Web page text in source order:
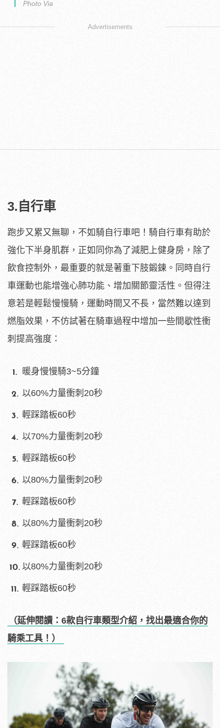
Photo Via
Advertisements
3.自行車
跑步又累又無聊，不如騎自行車吧！騎自行車有助於
強化下半身肌群，正如同你為了減肥上健身房，除了
飲食控制外，最重要的就是著重下肢鍛鍊。同時自行
車運動也能增強心肺功能、增加關節靈活性。但得注
意若是輕鬆慢慢騎，運動時間又不長，當然難以達到
燃脂效果，不仿試著在騎車過程中增加一些間歇性衝
刺提高強度：
暖身慢慢騎3~5分鐘
以60%力量衝刺20秒
輕踩踏板60秒
以70%力量衝刺20秒
輕踩踏板60秒
以80%力量衝刺20秒
輕踩踏板60秒
以80%力量衝刺20秒
輕踩踏板60秒
以80%力量衝刺20秒
輕踩踏板60秒
（延伸閱讀：6款自行車類型介紹，找出最適合你的
騎乘工具！）